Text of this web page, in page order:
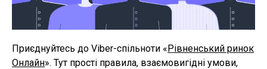
Приєднуйтесь до Viber-спільноти «Рівненський ринок
Онлайн». Тут прості правила, взаємовигідні умови,